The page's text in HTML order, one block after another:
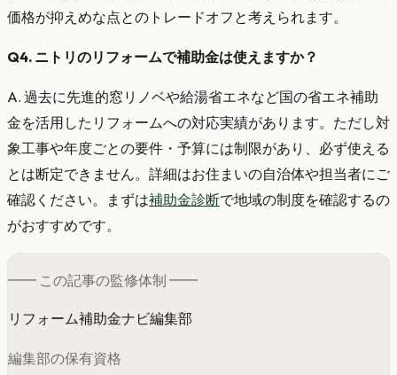
価格が抑えめな点とのトレードオフと考えられます。
Q4. ニトリのリフォームで補助金は使えますか？
A. 過去に先進的窓リノベや給湯省エネなど国の省エネ補助
金を活用したリフォームへの対応実績があります。ただし対
象工事や年度ごとの要件・予算には制限があり、必ず使える
とは断定できません。詳細はお住まいの自治体や担当者にご
確認ください。まずは補助金診断で地域の制度を確認するの
がおすすめです。
━━ この記事の監修体制 ━━
リフォーム補助金ナビ編集部
編集部の保有資格